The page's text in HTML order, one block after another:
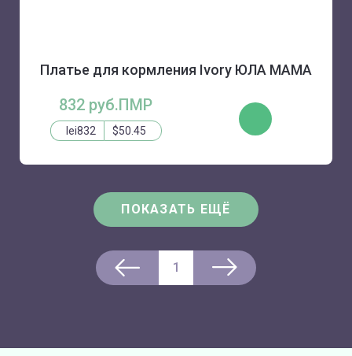
Платье для кормления Ivory ЮЛА МАМА
832 руб.ПМР
lei832 $50.45
КУПИТЬ
1
ПОКАЗАТЬ ЕЩЁ